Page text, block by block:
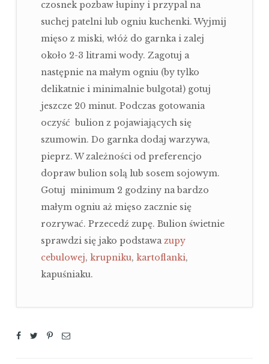
czosnek pozbaw łupiny i przypal na
suchej patelni lub ogniu kuchenki. Wyjmij
mięso z miski, włóż do garnka i zalej
około 2-3 litrami wody. Zagotuj a
następnie na małym ogniu (by tylko
delikatnie i minimalnie bulgotał) gotuj
jeszcze 20 minut. Podczas gotowania
oczyść bulion z pojawiających się
szumowin. Do garnka dodaj warzywa,
pieprz. W zależności od preferencjo
dopraw bulion solą lub sosem sojowym.
Gotuj minimum 2 godziny na bardzo
małym ogniu aż mięso zacznie się
rozrywać. Przecedź zupę. Bulion świetnie
sprawdzi się jako podstawazupy
cebulowej, krupniku, kartoflanki,
kapuśniaku.